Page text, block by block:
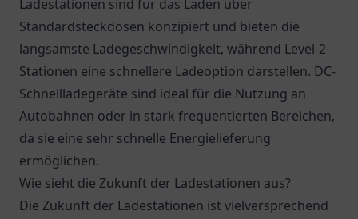
Ladestationen sind für das Laden über
Standardsteckdosen konzipiert und bieten die
langsamste Ladegeschwindigkeit, während Level-2-
Stationen eine schnellere Ladeoption darstellen. DC-
Schnellladegeräte sind ideal für die Nutzung an
Autobahnen oder in stark frequentierten Bereichen,
da sie eine sehr schnelle Energielieferung
ermöglichen.
Wie sieht die Zukunft der Ladestationen aus?
Die Zukunft der Ladestationen ist vielversprechend